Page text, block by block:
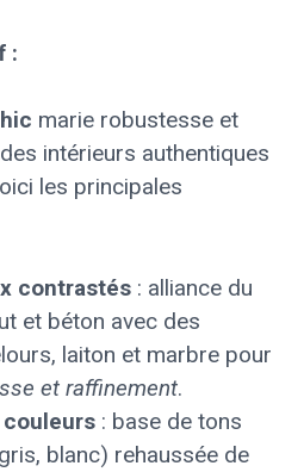
:
marie robustesse et
intérieurs authentiques
les principales
contrastés : alliance du
et béton avec des
laiton et marbre pour
et raffinement.
: base de tons
blanc) rehaussée de